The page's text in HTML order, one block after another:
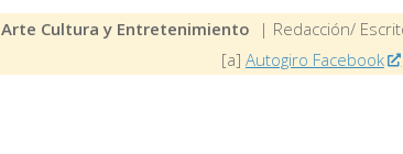
Arte Cultura y Entretenimiento | Redacción/
[a] Autogiro Facebook